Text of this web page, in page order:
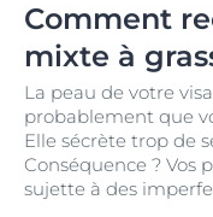
Comment
mixte à
La peau de votre
probablement que
Elle sécrète trop de
Conséquence ? Vos
sujette à des